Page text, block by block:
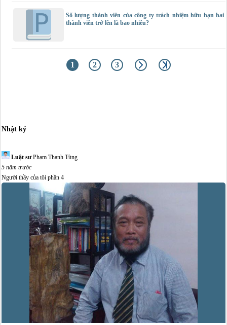
Số lượng thành viên của công ty trách nhiệm hữu hạn hai
thành viên trở lên là bao nhiêu?
1 2 3
Nhật ký
Luật sưPhạm Thanh Tùng
5 năm trước
Người thầy của tôi phần 4